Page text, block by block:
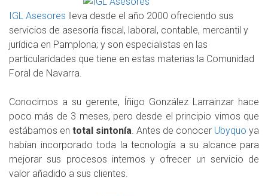
IGL Asesores lleva desde el año 2000 ofreciendo sus
servicios de asesoría fiscal, laboral, contable, mercantil y
jurídica en Pamplona; y son especialistas en las
particularidades que tiene en estas materias la Comunidad
Foral de Navarra.
Conocimos a su gerente, Íñigo González Larrainzar hace
poco más de 3 meses, pero desde el principio vimos que
estábamos en total sintonía. Antes de conocer Ubyquo ya
habían incorporado toda la tecnología a su alcance para
mejorar sus procesos internos y ofrecer un servicio de
valor añadido a sus clientes.